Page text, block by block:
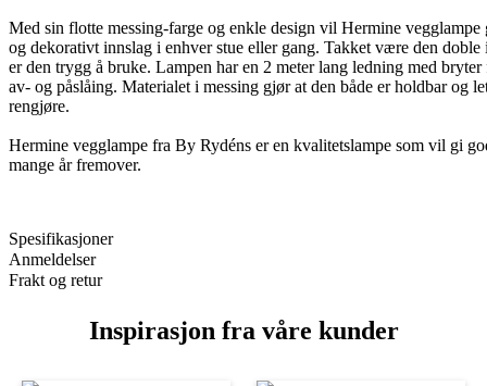
Med sin flotte messing-farge og enkle design vil Hermine
og dekorativt innslag i enhver stue eller gang. Takket være den doble
er den trygg å bruke. Lampen har en 2 meter lang ledning med
av- og påslåing. Materialet i messing gjør at den både er holdbar og
rengjøre.
Hermine vegglampe fra By Rydéns er en kvalitetslampe som vil gi
mange år fremover.
Spesifikasjoner
Anmeldelser
Frakt og retur
Inspirasjon fra våre kunder